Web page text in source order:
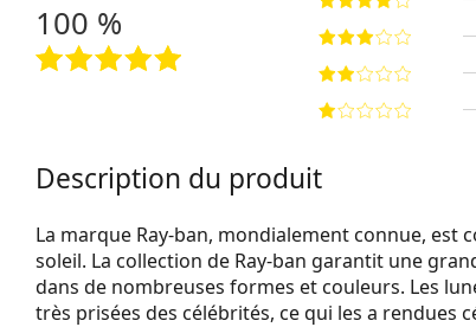
100 %
Description du produit
La marque Ray-ban, mondialement connue,
soleil. La collection de Ray-ban garantit une
dans de nombreuses formes et couleurs. Les
très prisées des célébrités, ce qui les a rendues